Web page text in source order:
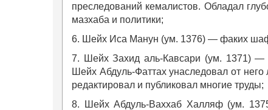
преследований кемалистов. Обладал
мазхаба и политики;
6. Шейх Иса Манун (ум. 1376) — факих
7. Шейх Захид аль-Кавсари (ум. 1371) —
Шейх Абдуль-Фаттах унаследовал от
редактировал и публиковал многие труды;
8. Шейх Абдуль-Ваххаб Халляф (ум.